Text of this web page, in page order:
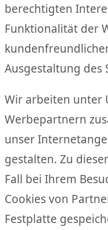
berechtigten
Funktionalität der
Ausgestaltung des
Wir arbeiten unter
Werbepartnern
unser
gestalten. Zu
Fall bei Ihrem
Cookies von
Festplatte